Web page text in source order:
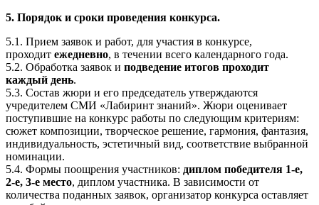
5. Порядок и сроки проведения конкурса.
5.1. Прием заявок и работ, для участия в конкурсе,
проходит ежедневно, в течении всего календарного года.
5.2. Обработка заявок и подведение итогов проходит
каждый день.
5.3. Состав жюри и его председатель утверждаются
учредителем СМИ «Лабиринт знаний». Жюри оценивает
поступившие на конкурс работы по следующим критериям:
сюжет композиции, творческое решение, гармония, фантазия,
индивидуальность, эстетичный вид, соответствие выбранной
номинации.
5.4. Формы поощрения участников: диплом победителя 1-е,
2-е, 3-е место, диплом участника. В зависимости от
количества поданных заявок, организатор конкурса оставляет